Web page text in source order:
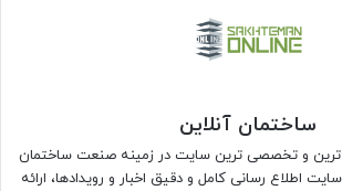
ساختمان آنلاین
ترین و تخصصی ترین سایت در زمینه صنعت ساختمان
اطلاع رسانی کامل و دقیق اخبار و رویدادها، ارائه